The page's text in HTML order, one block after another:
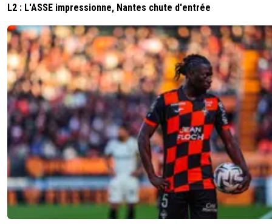
L2 : L'ASSE impressionne, Nantes chute d'entrée